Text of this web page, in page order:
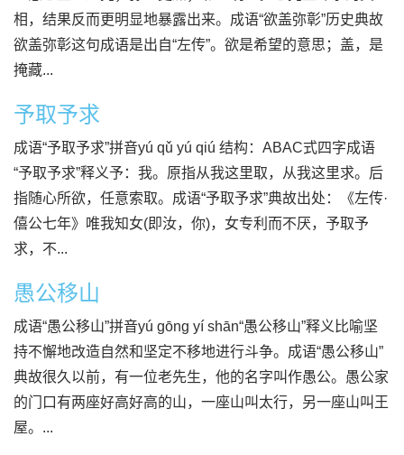
相，结果反而更明显地暴露出来。成语“欲盖弥彰”历史典故
欲盖弥彰这句成语是出自“左传”。欲是希望的意思；盖，是
掩藏...
予取予求
成语“予取予求”拼音yú qǔ yú qiú 结构：ABAC式四字成语
“予取予求”释义予：我。原指从我这里取，从我这里求。后
指随心所欲，任意索取。成语“予取予求”典故出处：《左传·
僖公七年》唯我知女(即汝，你)，女专利而不厌，予取予
求，不...
愚公移山
成语“愚公移山”拼音yú gōng yí shān“愚公移山”释义比喻坚
持不懈地改造自然和坚定不移地进行斗争。成语“愚公移山”
典故很久以前，有一位老先生，他的名字叫作愚公。愚公家
的门口有两座好高好高的山，一座山叫太行，另一座山叫王
屋。...